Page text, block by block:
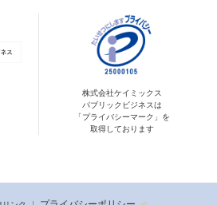
株式会社ケイミックス
パブリックビジネスは
「プライバシーマーク」を
取得しております